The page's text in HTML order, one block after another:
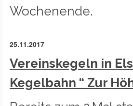
Wochenende.
25.11.2017
Vereinskegeln in
Kegelbahn “ Zur